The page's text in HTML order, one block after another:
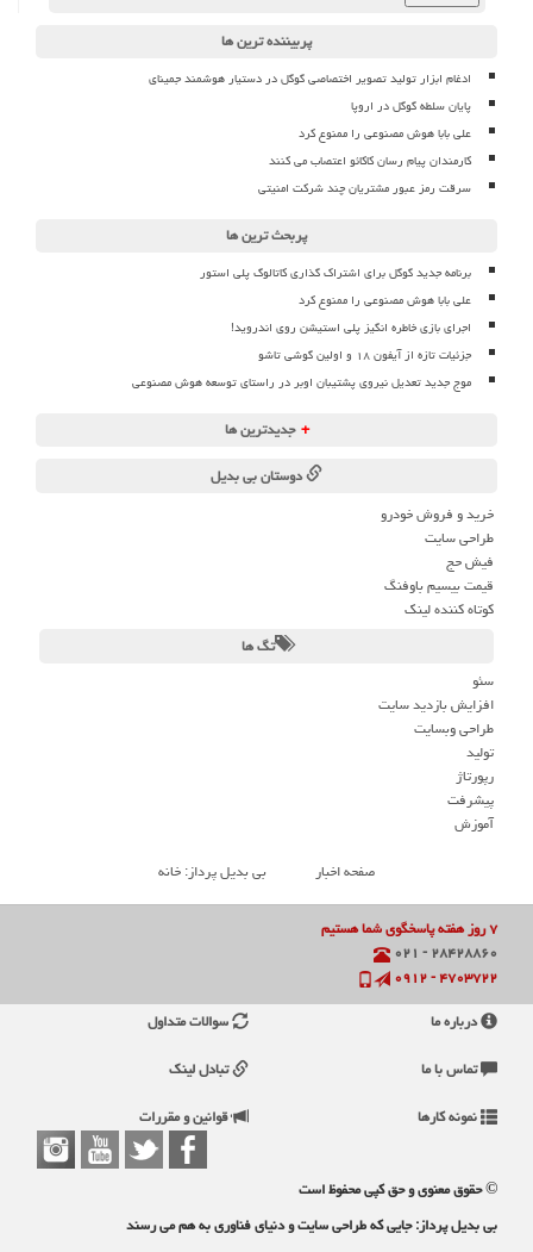
پربیننده ترین ها
ادغام ابزار تولید تصویر اختصاصی گوگل در دستیار هوشمند جمینای
پایان سلطه گوگل در اروپا
علی بابا هوش مصنوعی را ممنوع کرد
کارمندان پیام رسان کاکائو اعتصاب می کنند
سرقت رمز عبور مشتریان چند شرکت امنیتی
پربحث ترین ها
برنامه جدید گوگل برای اشتراک گذاری کاتالوگ پلی استور
علی بابا هوش مصنوعی را ممنوع کرد
اجرای بازی خاطره انگیز پلی استیشن روی اندروید!
جزئیات تازه از آیفون ۱۸ و اولین گوشی تاشو
موج جدید تعدیل نیروی پشتیبان اوبر در راستای توسعه هوش مصنوعی
+ جدیدترین ها
دوستان بی بدیل
خرید و فروش خودرو
طراحی سایت
فیش حج
قیمت بیسیم باوفنگ
کوتاه کننده لینک
تگ ها
سئو
افزایش بازدید سایت
طراحی وبسایت
تولید
رپورتاژ
پیشرفت
آموزش
صفحه اخبار
بی بدیل پرداز: خانه
۷ روز هفته پاسخگوی شما هستیم
۲۸۴۲۸۸۶۰ - ۰۲۱
۴۷۰۳۷۲۲ - ۰۹۱۲
درباره ما
تماس با ما
نمونه کارها
سوالات متداول
تبادل لینک
قوانین و مقررات
© حقوق معنوی و حق کپی محفوظ است
بی بدیل پرداز: جایی که طراحی سایت و دنیای فناوری به هم می رسند